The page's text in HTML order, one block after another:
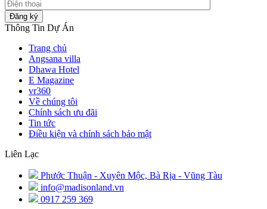
Đăng ký
Thông Tin Dự Án
Trang chủ
Angsana villa
Dhawa Hotel
E Magazine
vr360
Về chúng tôi
Chính sách ưu đãi
Tin tức
Điều kiện và chính sách bảo mật
Liên Lạc
Phước Thuận - Xuyên Mộc, Bà Rịa - Vũng Tàu
info@madisonland.vn
0917 259 369